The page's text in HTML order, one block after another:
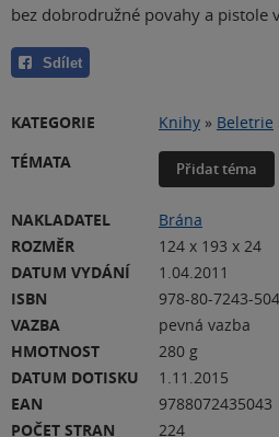
bez dobrodružné povahy a pistole
Sdílet
KATEGORIE Knihy » Beletrie
TÉMATA
Přidat téma
NAKLADATEL
Brána
ROZMĚR
124 x 193 x 24
DATUM VYDÁNÍ
1.04.2011
ISBN
978-80-7243-
VAZBA
pevná vazba
HMOTNOST
280 g
DATUM DOTISKU
1.11.2015
EAN
9788072435043
POČET STRAN
224